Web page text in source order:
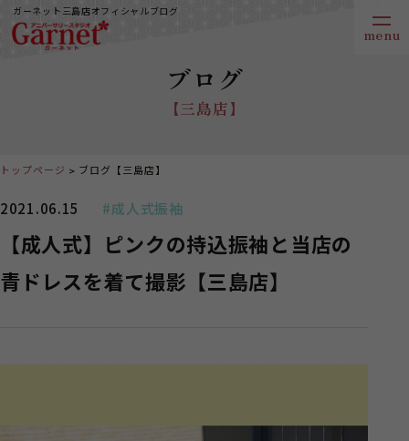
ガーネット三島店オフィシャルブログ
ブログ
【三島店】
2021.06.15 #成人式振袖
【成人式】ピンクの持込振袖と当店の
青ドレスを着て撮影【三島店】
トップページ ブログ【三島店】